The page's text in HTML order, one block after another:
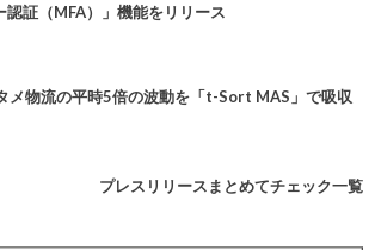
認証（MFA）」機能をリリース
メ物流の平時5倍の波動を「t-Sort MAS」で吸収
プレスリリースまとめてチェック一覧